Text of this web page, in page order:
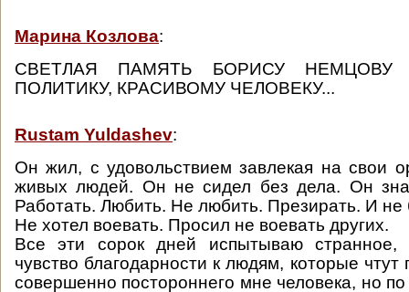
Марина Козлова:
СВЕТЛАЯ ПАМЯТЬ БОРИСУ НЕМЦОВУ
ПОЛИТИКУ, КРАСИВОМУ ЧЕЛОВЕКУ...
Rustam Yuldashev:
Он жил, с удовольствием завлекая на свои
живых людей. Он не сидел без дела. Он
Работать. Любить. Не любить. Презирать. И не
Не хотел воевать. Просил не воевать других.
Все эти сорок дней испытываю странное,
чувство благодарности к людям, которые
совершенно постороннего мне человека, но